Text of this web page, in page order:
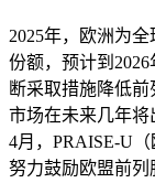
2025年，欧洲为
份额，预计到
断采取措施降低
市场在未来几年将
4月，PRAISE-U
努力鼓励欧盟前